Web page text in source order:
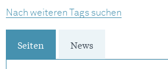
Nach weiteren Tags suchen
Seiten News